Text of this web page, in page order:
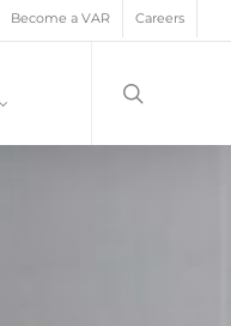
Become a VAR Careers